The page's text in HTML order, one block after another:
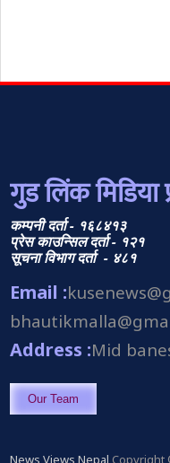
गुड लिंक मिडिया
कम्पनी दर्ता - १६८४१३
प्रेस काउन्सिल दर्ता - १२१
सूचना विभाग दर्ता - ४८१
Email :
Address :Mid
Our Team
News Views Nepal Copyright